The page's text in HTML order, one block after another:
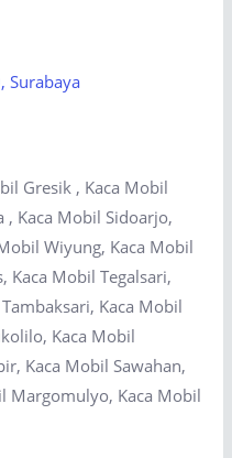
Surabaya
Gresik , Kaca Mobil
, Kaca Mobil Sidoarjo,
Wiyung, Kaca Mobil
Kaca Mobil Tegalsari,
Kaca Mobil
Kaca Mobil
Kaca Mobil Sawahan,
Margomulyo, Kaca Mobil